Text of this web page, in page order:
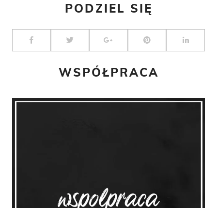
PODZIEL SIĘ
WSPÓŁPRACA